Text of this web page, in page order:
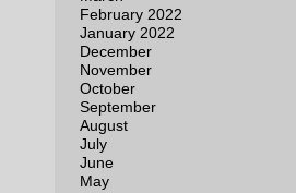
February 2022
January 2022
December
November
October
September
August
July
June
May